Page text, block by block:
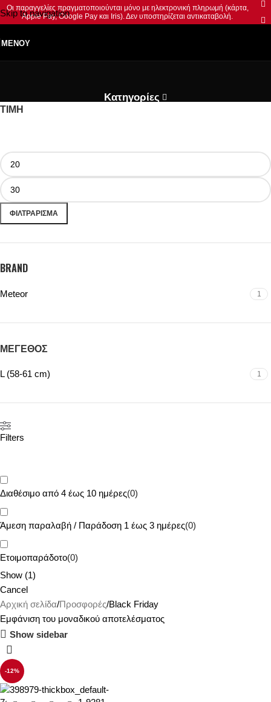
Skip to navigation
Skip to main content
Οι παραγγελίες πραγματοποιούνται μόνο με ηλεκτρονική πληρωμή (κάρτα,
Apple Pay, Google Pay και Iris). Δεν υποστηρίζεται αντικαταβολή.
ΜΕΝΟΎ
Κατηγορίες
ΤΙΜΗ
ΦΙΛΤΡΆΡΙΣΜΑ
BRAND
Meteor 1
ΜΕΓΕΘΟΣ
L (58-61 cm) 1
Filters
Διαθέσιμο από 4 έως 10 ημέρες(0)
Άμεση παραλαβή / Παράδoση 1 έως 3 ημέρες(0)
Ετοιμοπαράδοτο(0)
Show (1)
Cancel
Αρχική σελίδα Προσφορές Black Friday
Εμφάνιση του μοναδικού αποτελέσματος
Show sidebar
-12%